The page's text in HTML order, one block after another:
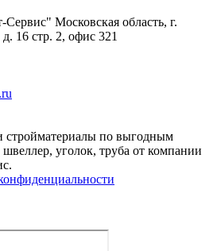
Московская область, г.
16 стр. 2, офис 321
стройматериалы по выгодным
уголок, труба от компании